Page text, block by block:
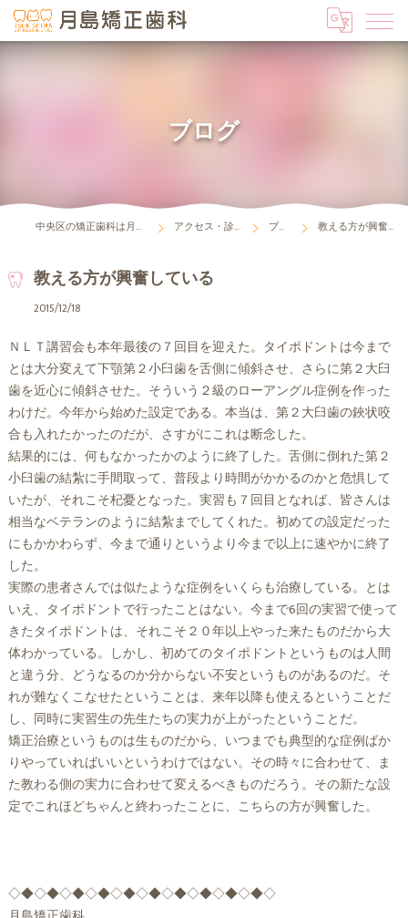
ブログ
中央区の矯正歯科は月島矯正歯科 アクセス・診療時間 ブログ 教える方が興奮している
教える方が興奮している
2015/12/18
ＮＬＴ講習会も本年最後の７回目を迎えた。タイポドントは今まで
とは大分変えて下顎第２小臼歯を舌側に傾斜させ、さらに第２大臼
歯を近心に傾斜させた。そういう２級のローアングル症例を作った
わけだ。今年から始めた設定である。本当は、第２大臼歯の鋏状咬
合も入れたかったのだが、さすがにこれは断念した。
結果的には、何もなかったかのように終了した。舌側に倒れた第２
小臼歯の結紮に手間取って、普段より時間がかかるのかと危惧して
いたが、それこそ杞憂となった。実習も７回目となれば、皆さんは
相当なベテランのように結紮までしてくれた。初めての設定だった
にもかかわらず、今まで通りというより今まで以上に速やかに終了
した。
実際の患者さんでは似たような症例をいくらも治療している。とは
いえ、タイポドントで行ったことはない。今まで6回の実習で使って
きたタイポドントは、それこそ２０年以上やった来たものだから大
体わかっている。しかし、初めてのタイポドントというものは人間
と違う分、どうなるのか分からない不安というものがあるのだ。そ
れが難なくこなせたということは、来年以降も使えるということだ
し、同時に実習生の先生たちの実力が上がったということだ。
矯正治療というものは生ものだから、いつまでも典型的な症例ばか
りやっていればいいというわけではない。その時々に合わせて、ま
た教わる側の実力に合わせて変えるべきものだろう。その新たな設
定でこれほどちゃんと終わったことに、こちらの方が興奮した。
◇◆◇◆◇◆◇◆◇◆◇◆◇◆◇◆◇◆◇◆◇